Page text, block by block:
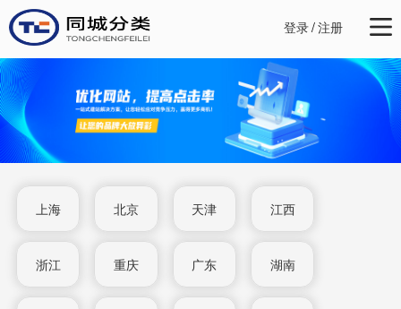
登录/注册
上海 北京 天津 江西
浙江 重庆 广东 湖南